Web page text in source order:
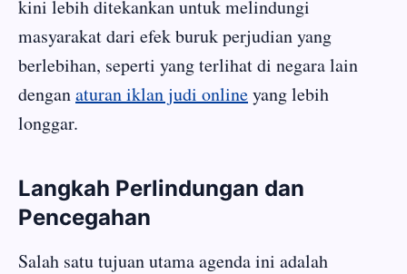
kini lebih ditekankan untuk melindungi
masyarakat dari efek buruk perjudian yang
berlebihan, seperti yang terlihat di negara lain
denganaturan iklan judi onlineyang lebih
longgar.
Langkah Perlindungan dan
Pencegahan
Salah satu tujuan utama agenda ini adalah